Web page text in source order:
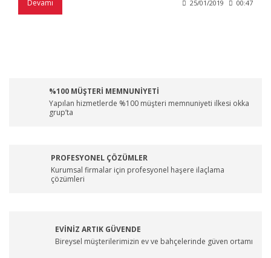
Devamı 25/01/2019 00:47
%100 MÜŞTERİ MEMNUNİYETİ
Yapılan hizmetlerde %100 müşteri memnuniyeti ilkesi okka
grup’ta
PROFESYONEL ÇÖZÜMLER
Kurumsal firmalar için profesyonel haşere ilaçlama
çözümleri
EVİNİZ ARTIK GÜVENDE
Bireysel müşterilerimizin ev ve bahçelerinde güven ortamı